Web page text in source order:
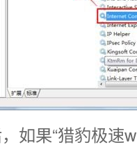
如果“猎豹极速